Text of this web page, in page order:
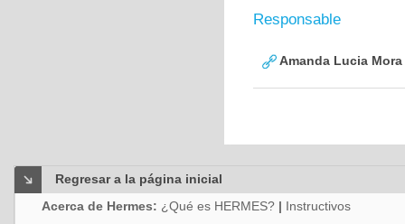
Responsable
Amanda Lucia
Regresar a la página inicial
Acerca de Hermes: ¿Qué es HERMES? | Instructivos